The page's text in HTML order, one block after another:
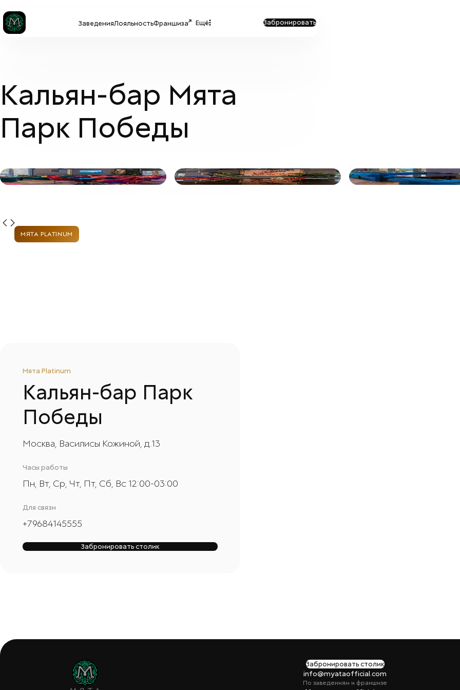
ЗаведенияЛояльностьФраншиза Ещё Забронировать
Кальян-бар Мята
Парк Победы
МЯТА PLATINUM
МЯТА PLATINUM
Мята Platinum
Кальян-бар Парк
Победы
Москва, Василисы Кожиной, д.13
Часы работы
Пн, Вт, Ср, Чт, Пт, Сб, Вс 12:00-03:00
Для связи
+79684145555
Забронировать столик
Забронировать столик
info@myataofficial.com
По заведениям и франшизе